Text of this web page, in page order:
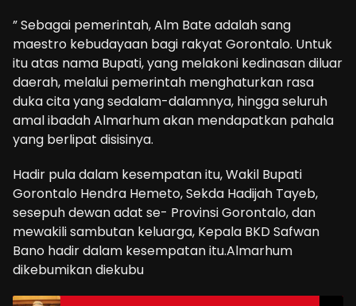
” Sebagai pemerintah, Alm Bate adalah sang
maestro kebudayaan bagi rakyat Gorontalo. Untuk
itu atas nama Bupati, yang melakoni kedinasan diluar
daerah, melalui pemerintah menghaturkan rasa
duka cita yang sedalam-dalamnya, hingga seluruh
amal ibadah Almarhum akan mendapatkan pahala
yang berlipat disisinya.
Hadir pula dalam kesempatan itu, Wakil Bupati
Gorontalo Hendra Hemeto, Sekda Hadijah Tayeb,
sesepuh dewan adat se- Provinsi Gorontalo, dan
mewakili sambutan keluarga, Kepala BKD Safwan
Bano hadir dalam kesempatan itu.Almarhum
dikebumikan diekubu